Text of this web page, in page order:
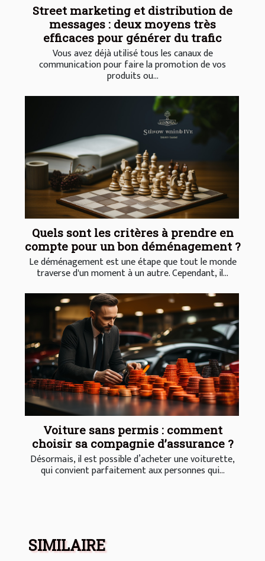
Street marketing et distribution de
messages : deux moyens très
efficaces pour générer du trafic
Vous avez déjà utilisé tous les canaux de
communication pour faire la promotion de vos
produits ou...
Quels sont les critères à prendre en
compte pour un bon déménagement ?
Le déménagement est une étape que tout le monde
traverse d'un moment à un autre. Cependant, il...
Voiture sans permis : comment
choisir sa compagnie d’assurance ?
Désormais, il est possible d’acheter une voiturette,
qui convient parfaitement aux personnes qui...
SIMILAIRE